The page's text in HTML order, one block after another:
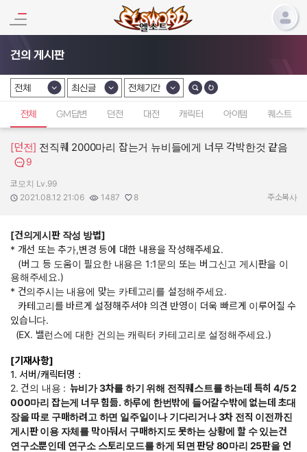
건의 게시판
카테고리 선택
전체
카테고리 선택
최신글
카테고리 선택
전체기간
전체 GM답변 던전 대전 캐릭터 아이템 퀘스트
[던전] 전직퀘 2000마리 잡는거 뉴비들에게 너무 각박한것 같음
9
작성자:
코모치 Lv.99
작성일:
2021.08.12 21:06
조회수:
1487
추천수:
8 주소복사
[건의게시판 작성 방법]
* 개선 또는 추가,변경 등에 대한 내용을 작성해주세요.
(버그 등 도움이 필요한 내용은 1:1문의 또는 버그신고 게시판을 이
용해주세요.)
* 건의주시는 내용에 맞는 카테고리를 설정해주세요.
카테고리를 바르게 설정해주셔야 의견 반영이 더욱 빠르게 이루어질 수
있습니다.
(EX. 밸런스에 대한 건의는 캐릭터 카테고리로 설정해주세요.)
[기재사항]
1. 서버/캐릭터명 :
2. 건의 내용 : 뉴비가 3차를 하기 위해 전직퀘스트를 하는데 특히 4/5 2
000마리 잡는게 너무 힘듦. 하루에 한번밖에 들어갈수밖에 없는데 초대
장을 따로 구매하려고 하면 일주일이나 기다리거나 3차 전직 이전까진
게시판 이용 자체를 막아둬서 구매하지도 못하는 상황에 할 수 있는건
연구소뿐인데 연구소 스토리모드를 하게 되면 판당 80마리 25판을 언